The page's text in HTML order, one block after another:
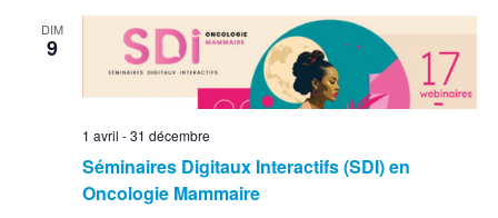
vues
DIM
9
Séminaires Digitaux Interactifs (SDI) en
Oncologie Mammaire
1 avril -31 décembre